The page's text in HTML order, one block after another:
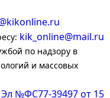
kik_online@mail.ru
по надзору в
и массовых
Эл №ФС77-39497 от 15